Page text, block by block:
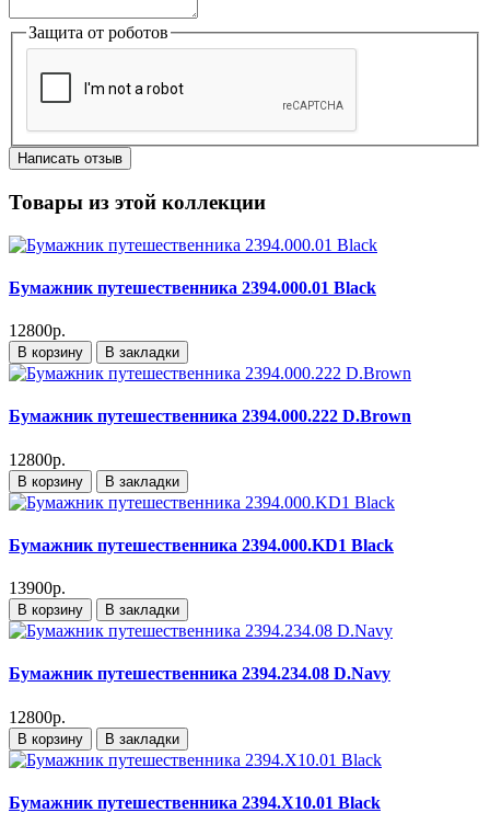
Защита от роботов
Написать отзыв
Товары из этой коллекции
Бумажник путешественника 2394.000.01 Black
12800р.
В корзину В закладки
Бумажник путешественника 2394.000.222 D.Brown
12800р.
В корзину В закладки
Бумажник путешественника 2394.000.KD1 Black
13900р.
В корзину В закладки
Бумажник путешественника 2394.234.08 D.Navy
12800р.
В корзину В закладки
Бумажник путешественника 2394.X10.01 Black